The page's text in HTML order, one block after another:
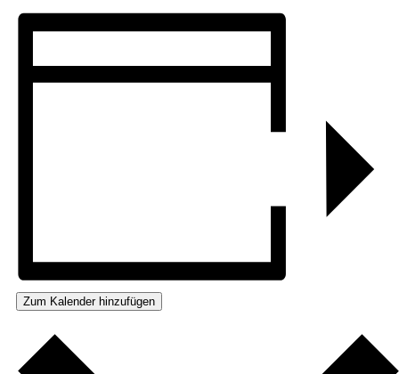
Zum Kalender hinzufügen